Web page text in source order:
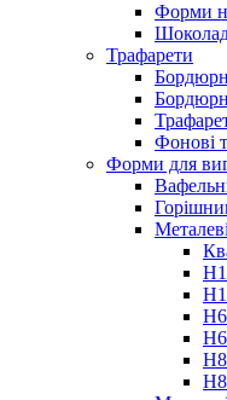
Форми
Шоколад
Трафарети
Фонові
Форми для
Н6
Н8